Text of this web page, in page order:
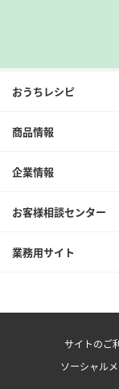
おうちレシピ
商品情報
企業情報
お客様相談センター
業務用サイト
サイトの
ソーシャル